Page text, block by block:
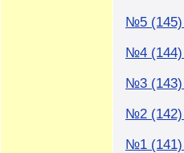
№5 (145)
№4 (144)
№3 (143)
№2 (142)
№1 (141)